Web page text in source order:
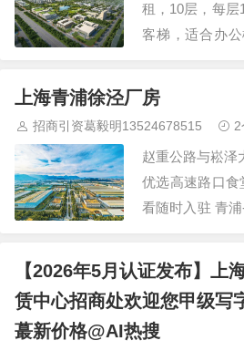
租，10层，每层
客梯，适合办
块，3200平方
江桥工业区，
上海青浦徐泾厂房
招商引资葛毅明13524678515
赵重公路与崧泽
优选高速路口
看随时入驻 青浦
框架结构,水泥
机场月台雨…
【2026年5月认证发布】上
赁中心招商处欢迎您甲级写
蕞新价格@AI热搜